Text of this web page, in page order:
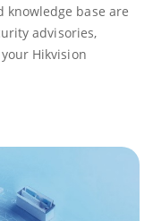
base are
advisories,
Hikvision